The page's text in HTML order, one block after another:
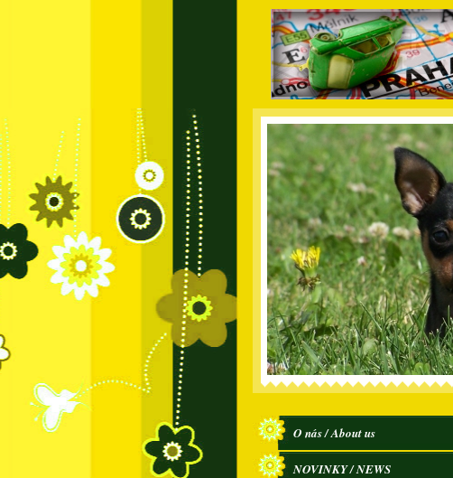
O nás / About us
NOVINKY / NEWS